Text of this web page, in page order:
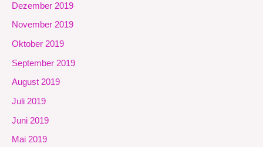
Dezember 2019
November 2019
Oktober 2019
September 2019
August 2019
Juli 2019
Juni 2019
Mai 2019